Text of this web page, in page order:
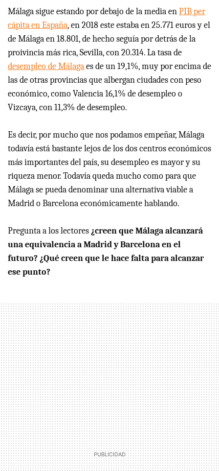
Málaga sigue estando por debajo de la media enPIB per
cápita en España, en 2018 este estaba en 25.771 euros y el
de Málaga en 18.801, de hecho seguía por detrás de la
proivincia más rica, Sevilla, con 20.314. La tasa de
desempleo de Málagaes de un 19,1%, muy por encima de
las de otras provincias que albergan ciudades con peso
económico, como Valencia 16,1% de desempleo o
Vizcaya, con 11,3% de desempleo.
Es decir, por mucho que nos podamos empeñar, Málaga
todavía está bastante lejos de los dos centros económicos
más importantes del país, su desempleo es mayor y su
riqueza menor. Todavía queda mucho como para que
Málaga se pueda denominar una alternativa viable a
Madrid o Barcelona económicamente hablando.
Pregunta a los lectores¿creen que Málaga alcanzará
una equivalencia a Madrid y Barcelona en el
futuro? ¿Qué creen que le hace falta para alcanzar
ese punto?